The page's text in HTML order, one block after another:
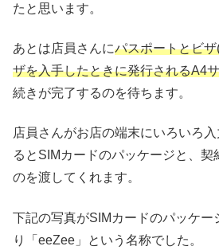
たと思います。
あとは店員さんにパスポートとビ
ザを入手したときに発行されるA4
続きが完了するのを待ちます。
店員さんがお店の端末にいろいろ
るとSIMカードのパッケージと、契
のを渡してくれます。
下記の写真がSIMカードのパッケー
り「eeZee」という名称でした。